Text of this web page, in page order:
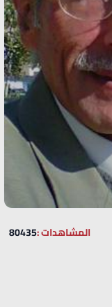
المشاهدات :80435